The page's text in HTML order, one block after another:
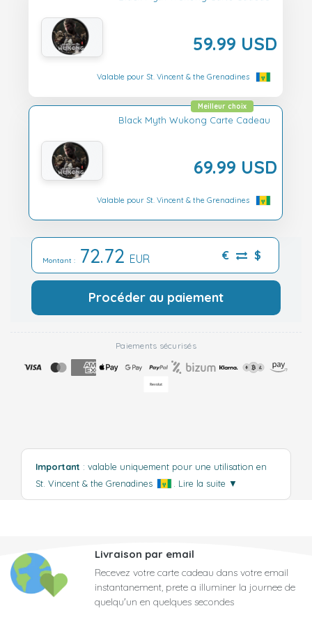
59.99 USD
Valable pour St. Vincent & the Grenadines
Black Myth Wukong Carte Cadeau
69.99 USD
Meilleur choix
Valable pour St. Vincent & the Grenadines
Montant : 72.72 EUR € $
Procéder au paiement
Paiements sécurisés
Important : valable uniquement pour une utilisation en
St. Vincent & the Grenadines
Lire la suite ▼
Livraison par email
Recevez votre carte cadeau dans votre email
instantanement, prete a illuminer la journee de
quelqu'un en quelques secondes